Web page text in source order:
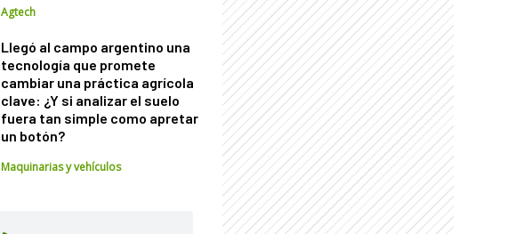
Agtech
Llegó al campo argentino una
tecnología que promete
cambiar una práctica agrícola
clave: ¿Y si analizar el suelo
fuera tan simple como apretar
un botón?
Maquinarias y vehículos